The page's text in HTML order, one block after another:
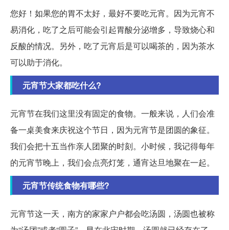
您好！如果您的胃不太好，最好不要吃元宵。因为元宵不
易消化，吃了之后可能会引起胃酸分泌增多，导致烧心和
反酸的情况。另外，吃了元宵后是可以喝茶的，因为茶水
可以助于消化。
元宵节大家都吃什么?
元宵节在我们这里没有固定的食物。一般来说，人们会准
备一桌美食来庆祝这个节日，因为元宵节是团圆的象征。
我们会把十五当作亲人团聚的时刻。小时候，我记得每年
的元宵节晚上，我们会点亮灯笼，通宵达旦地聚在一起。
元宵节传统食物有哪些?
元宵节这一天，南方的家家户户都会吃汤圆，汤圆也被称